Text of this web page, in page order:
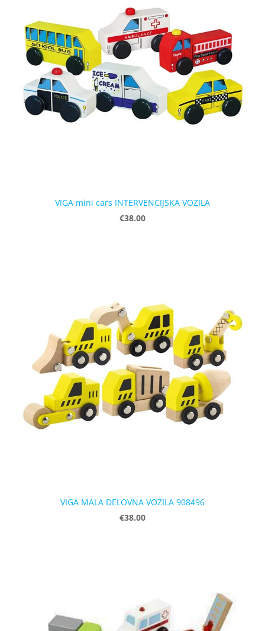
VIGA mini cars INTERVENCIJSKA VOZILA
€38.00
VIGA MALA DELOVNA VOZILA 908496
€38.00